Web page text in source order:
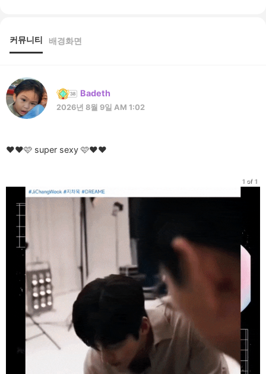
커뮤니티 배경화면
Badeth
2026년 8월 9일 AM 1:02
❤️❤️🩷 super sexy 🩷❤️❤️
1 of 1